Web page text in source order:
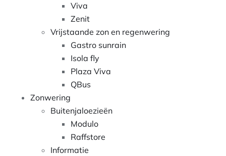
Viva
Zenit
Vrijstaande zon en regenwering
Gastro sunrain
Isola fly
Plaza Viva
QBus
Zonwering
Buitenjaloezieën
Modulo
Raffstore
Informatie